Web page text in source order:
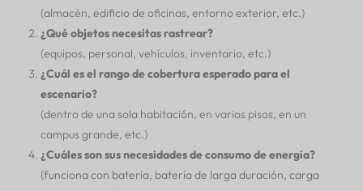
(almacén, edificio de oficinas, entorno exterior, etc.)
¿Qué objetos necesitas rastrear?
(equipos, personal, vehículos, inventario, etc.)
¿Cuál es el rango de cobertura esperado para el
escenario?
(dentro de una sola habitación, en varios pisos, en un
campus grande, etc.)
¿Cuáles son sus necesidades de consumo de energía?
(funciona con batería, batería de larga duración, carga